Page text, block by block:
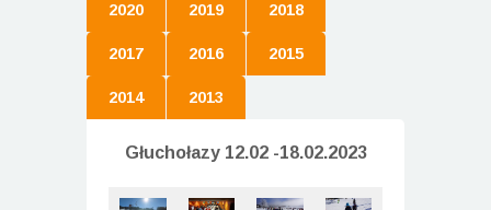
2020 2019 2018
2017 2016 2015
2014 2013
Głuchołazy 12.02 -18.02.2023